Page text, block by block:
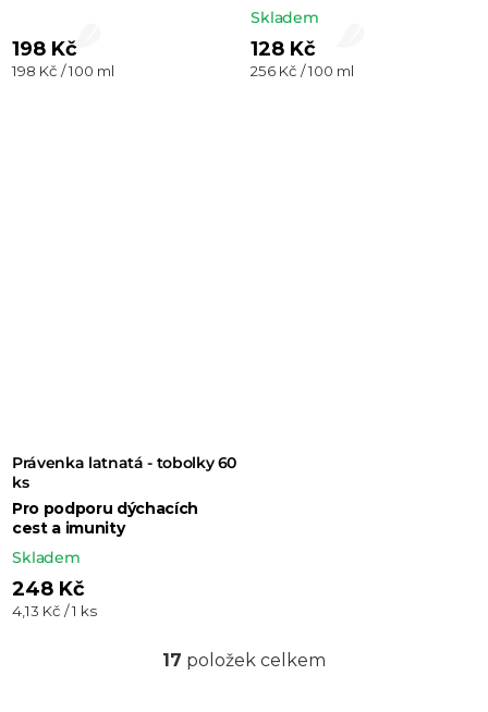
198 Kč
Měrná
198 Kč / 100 ml
Skladem
128 Kč
Měrná
256 Kč / 100 ml
Právenka latnatá - tobolky 60
ks
Pro podporu dýchacích
cest a imunity
Skladem
248 Kč
Měrná
4,13 Kč / 1 ks
O
17 položek celkem